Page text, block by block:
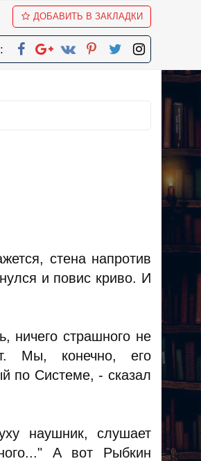
ДОБАВИТЬ В ЗАКЛАДКИ
стена напротив
и повис криво. И
ничего страшного не
Мы, конечно, его
по Системе, - сказал
наушник, слушает
А вот Рыбкин